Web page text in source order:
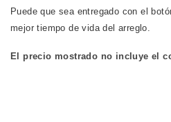
Puede que sea entregado con el
mejor tiempo de vida del arreglo.
El precio mostrado no incluye el